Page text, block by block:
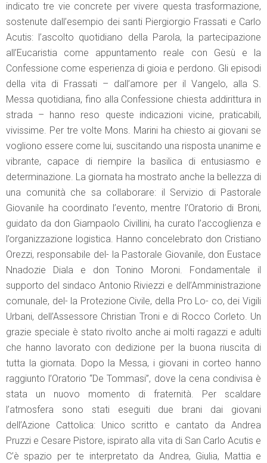
indicato tre vie concrete per vivere questa trasformazione,
sostenute dall’esempio dei santi Piergiorgio Frassati e Carlo
Acutis: l’ascolto quotidiano della Parola, la partecipazione
all’Eucaristia come appuntamento reale con Gesù e la
Confessione come esperienza di gioia e perdono. Gli episodi
della vita di Frassati – dall’amore per il Vangelo, alla S.
Messa quotidiana, fino alla Confessione chiesta addirittura in
strada – hanno reso queste indicazioni vicine, praticabili,
vivissime. Per tre volte Mons. Marini ha chiesto ai giovani se
vogliono essere come lui, suscitando una risposta unanime e
vibrante, capace di riempire la basilica di entusiasmo e
determinazione. La giornata ha mostrato anche la bellezza di
una comunità che sa collaborare: il Servizio di Pastorale
Giovanile ha coordinato l’evento, mentre l’Oratorio di Broni,
guidato da don Giampaolo Civillini, ha curato l’accoglienza e
l’organizzazione logistica. Hanno concelebrato don Cristiano
Orezzi, responsabile del- la Pastorale Giovanile, don Eustace
Nnadozie Diala e don Tonino Moroni. Fondamentale il
supporto del sindaco Antonio Riviezzi e dell’Amministrazione
comunale, del- la Protezione Civile, della Pro Lo- co, dei Vigili
Urbani, dell’Assessore Christian Troni e di Rocco Corleto. Un
grazie speciale è stato rivolto anche ai molti ragazzi e adulti
che hanno lavorato con dedizione per la buona riuscita di
tutta la giornata. Dopo la Messa, i giovani in corteo hanno
raggiunto l’Oratorio “De Tommasi”, dove la cena condivisa è
stata un nuovo momento di fraternità. Per scaldare
l’atmosfera sono stati eseguiti due brani dai giovani
dell’Azione Cattolica: Unico scritto e cantato da Andrea
Pruzzi e Cesare Pistore, ispirato alla vita di San Carlo Acutis e
C’è spazio per te interpretato da Andrea, Giulia, Mattia e